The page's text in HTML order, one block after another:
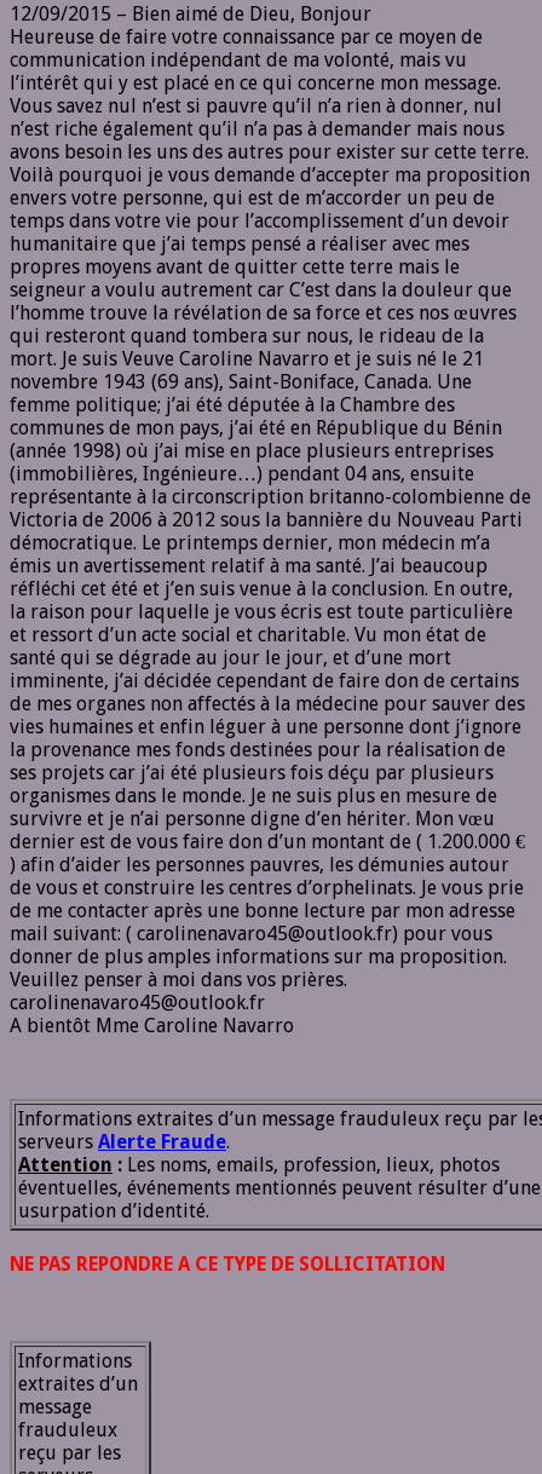
12/09/2015 – Bien aimé de Dieu, Bonjour
Heureuse de faire votre connaissance par ce moyen de
communication indépendant de ma volonté, mais vu
l’intérêt qui y est placé en ce qui concerne mon message.
Vous savez nul n’est si pauvre qu’il n’a rien à donner, nul
n’est riche également qu’il n’a pas à demander mais nous
avons besoin les uns des autres pour exister sur cette terre.
Voilà pourquoi je vous demande d’accepter ma proposition
envers votre personne, qui est de m’accorder un peu de
temps dans votre vie pour l’accomplissement d’un devoir
humanitaire que j’ai temps pensé a réaliser avec mes
propres moyens avant de quitter cette terre mais le
seigneur a voulu autrement car C’est dans la douleur que
l’homme trouve la révélation de sa force et ces nos œuvres
qui resteront quand tombera sur nous, le rideau de la
mort. Je suis Veuve Caroline Navarro et je suis né le 21
novembre 1943 (69 ans), Saint-Boniface, Canada. Une
femme politique; j’ai été députée à la Chambre des
communes de mon pays, j’ai été en République du Bénin
(année 1998) où j’ai mise en place plusieurs entreprises
(immobilières, Ingénieure…) pendant 04 ans, ensuite
représentante à la circonscription britanno-colombienne de
Victoria de 2006 à 2012 sous la bannière du Nouveau Parti
démocratique. Le printemps dernier, mon médecin m’a
émis un avertissement relatif à ma santé. J’ai beaucoup
réfléchi cet été et j’en suis venue à la conclusion. En outre,
la raison pour laquelle je vous écris est toute particulière
et ressort d’un acte social et charitable. Vu mon état de
santé qui se dégrade au jour le jour, et d’une mort
imminente, j’ai décidée cependant de faire don de certains
de mes organes non affectés à la médecine pour sauver des
vies humaines et enfin léguer à une personne dont j’ignore
la provenance mes fonds destinées pour la réalisation de
ses projets car j’ai été plusieurs fois déçu par plusieurs
organismes dans le monde. Je ne suis plus en mesure de
survivre et je n’ai personne digne d’en hériter. Mon vœu
dernier est de vous faire don d’un montant de ( 1.200.000 €
) afin d’aider les personnes pauvres, les démunies autour
de vous et construire les centres d’orphelinats. Je vous prie
de me contacter après une bonne lecture par mon adresse
mail suivant: ( carolinenavaro45@outlook.fr) pour vous
donner de plus amples informations sur ma proposition.
Veuillez penser à moi dans vos prières.
carolinenavaro45@outlook.fr
A bientôt Mme Caroline Navarro
Informations extraites d’un message frauduleux reçu par
serveurs Alerte Fraude.
Attention : Les noms, emails, profession, lieux, photos
éventuelles, événements mentionnés peuvent résulter d’une
usurpation d’identité.
NE PAS REPONDRE A CE TYPE DE SOLLICITATION
Informations
extraites d’un
message
frauduleux
reçu par les